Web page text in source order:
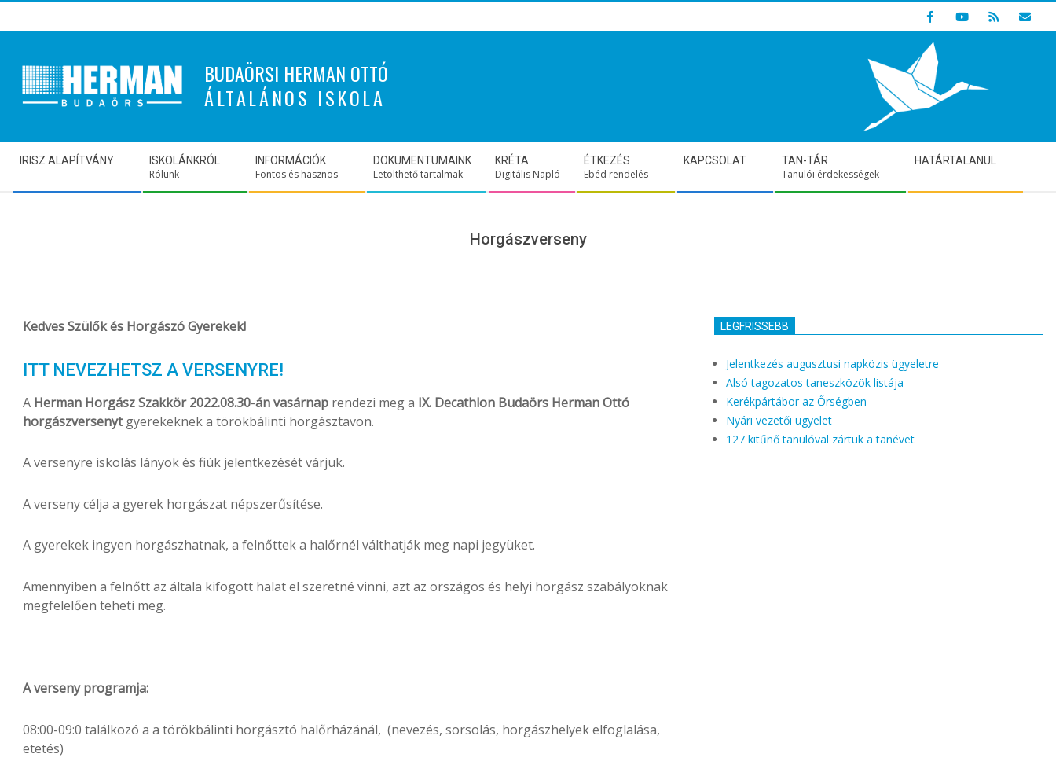
to
BUDAÖRSI HERMAN OTTÓ
ÁLTALÁNOS ISKOLA
Indulunk! Hamarosan újraindul oldalunk!
Navigation
Menu
IRISZ ALAPÍTVÁNY ISKOLÁNKRÓL
Rólunk
INFORMÁCIÓK
Fontos és hasznos
DOKUMENTUMAINK
Letölthető tartalmak
KRÉTA
Digitális Napló
ÉTKEZÉS
Ebéd rendelés
KAPCSOLAT TAN-TÁR
Tanulói érdekességek
HATÁRTALANUL
Horgászverseny
Kedves Szülők és Horgászó Gyerekek!
ITT NEVEZHETSZ A VERSENYRE!
A Herman Horgász Szakkör 2022.08.30-án vasárnap rendezi meg a IX. Decathlon Budaörs Herman Ottó
horgászversenytgyerekeknek a törökbálinti horgásztavon.
A versenyre iskolás lányok és fiúk jelentkezését várjuk.
A verseny célja a gyerek horgászat népszerűsítése.
A gyerekek ingyen horgászhatnak, a felnőttek a halőrnél válthatják meg napi jegyüket.
Amennyiben a felnőtt az általa kifogott halat el szeretné vinni, azt az országos és helyi horgász szabályoknak
megfelelően teheti meg.
A verseny programja:
08:00-09:0 találkozó a a törökbálinti horgásztó halőrházánál, (nevezés, sorsolás, horgászhelyek elfoglalása,
etetés)
LEGFRISSEBB
Jelentkezés augusztusi napközis ügyeletre
Alsó tagozatos taneszközök listája
Kerékpártábor az Őrségben
Nyári vezetői ügyelet
127 kitűnő tanulóval zártuk a tanévet